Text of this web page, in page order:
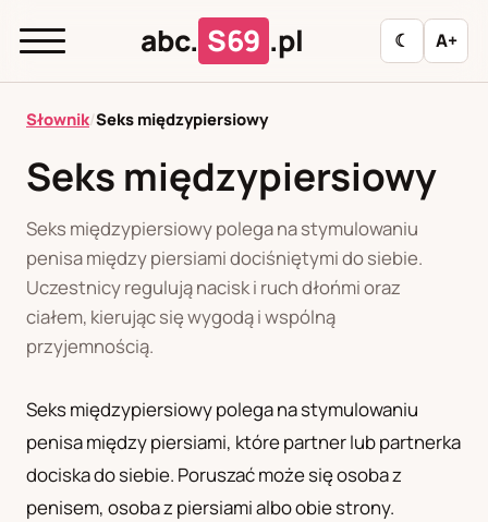
abc. S69 .pl ☾ A+
abc. S69
D F
J
K L M N O P R
S
T
U W Z Ł
PL
Polski
RU
Русский
Słownik/Seks międzypiersiowy
Seks międzypiersiowy
Seks międzypiersiowy polega na stymulowaniu
penisa między piersiami dociśniętymi do siebie.
Uczestnicy regulują nacisk i ruch dłońmi oraz
ciałem, kierując się wygodą i wspólną
przyjemnością.
Seks międzypiersiowy polega na stymulowaniu
penisa między piersiami, które partner lub partnerka
dociska do siebie. Poruszać może się osoba z
penisem, osoba z piersiami albo obie strony.